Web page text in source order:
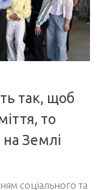
так, щоб
то
Землі
соціального та